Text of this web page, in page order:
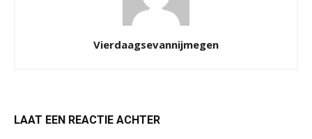
Vierdaagsevannijmegen
LAAT EEN REACTIE ACHTER